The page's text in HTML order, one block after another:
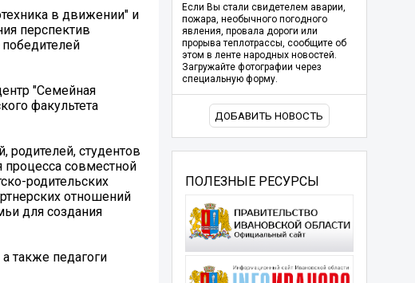
в движении" и
перспектив
"Семейная
факультета
родителей, студентов
процесса совместной
родительских
отношений
для создания
также педагоги
Если Вы стали свидетелем аварии,
пожара, необычного погодного
явления, провала дороги или
прорыва теплотрассы, сообщите об
этом в ленте народных новостей.
Загружайте фотографии через
специальную форму.
ДОБАВИТЬ НОВОСТЬ
ПОЛЕЗНЫЕ РЕСУРСЫ